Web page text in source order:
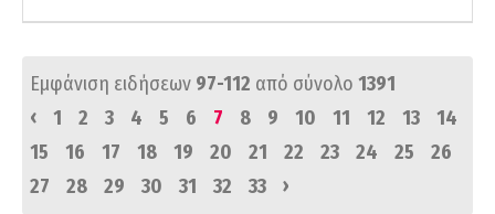
Εμφάνιση ειδήσεων 97-112 από σύνολο 1391
‹
1 2 3 4 5 6 7 8 9 10 11 12 13
14
15
16 17 18 19 20 21 22 23 24 25
26
27
28 29 30 31 32 33 ›